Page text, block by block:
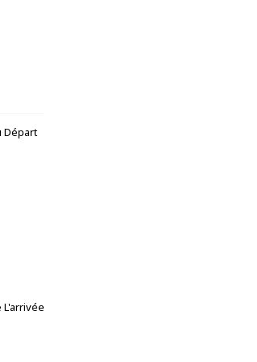
Départ
L'arrivée